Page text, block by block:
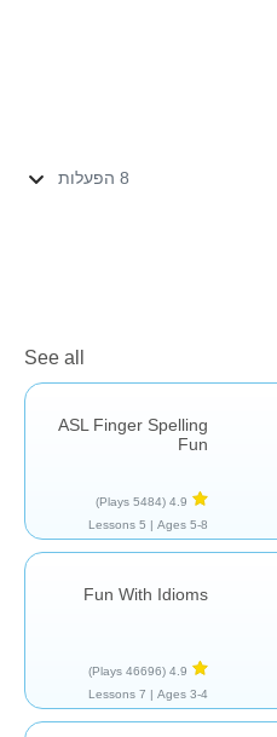
8 הפעלות
See all
ASL Finger Spelling
Fun
4.9
(5484 Plays)
Ages 5-8 |
5 Lessons
Fun With Idioms
4.9
(46696 Plays)
Ages 3-4 |
7 Lessons